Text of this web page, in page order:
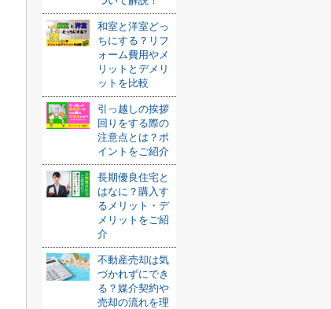
和室と洋室どっ
ちにする？リフ
ォーム費用やメ
リットとデメリ
ットを比較
引っ越しの挨拶
回りをする際の
注意点とは？ポ
イントをご紹介
長期優良住宅と
はなに？購入す
るメリット・デ
メリットをご紹
介
不動産売却は気
づかれずにでき
る？媒介契約や
売却の流れを理